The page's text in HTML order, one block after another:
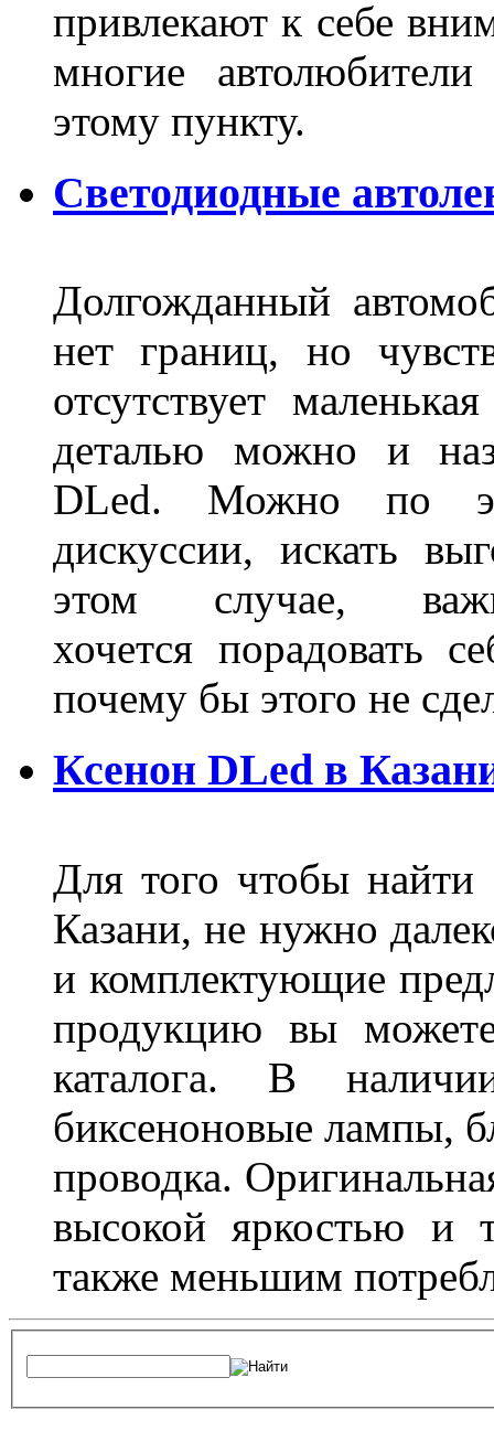
привлекают к себе
многие
этому пункту.
Светодиодные
Долгожданный
нет границ, но
отсутствует
деталью можно и
DLed. Можно по
дискуссии, искать
этом случае,
хочется порадовать
почему бы этого не
Ксенон DLed в
Для того чтобы
Казани, не нужно
и комплектующие
продукцию вы
каталога. В
биксеноновые лампы,
проводка.
высокой яркостью и
также меньшим